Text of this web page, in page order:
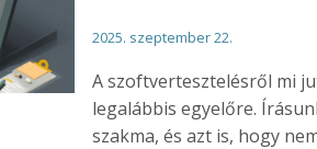
2025. szeptember 22.
A szoftvertesztelésről mi
legalábbis egyelőre.
szakma, és azt is, hogy